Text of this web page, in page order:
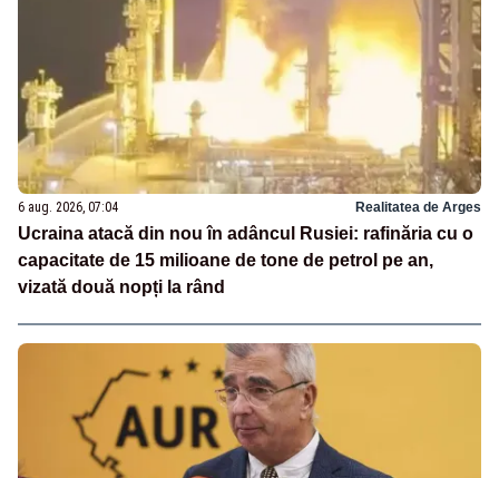
6 aug. 2026, 07:04 Realitatea de Arges
Ucraina atacă din nou în adâncul Rusiei: rafinăria cu o
capacitate de 15 milioane de tone de petrol pe an,
vizată două nopți la rând